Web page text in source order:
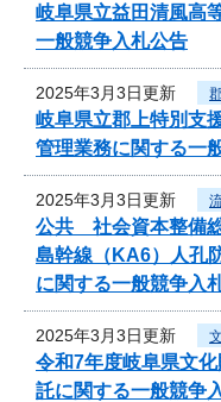
岐阜県立益田清風高
一般競争入札公告
2025年3月3日更新
岐阜県立郡上特別支
管理業務に関する一
2025年3月3日更新
公共 社会資本整備総
島幹線（KA6）人孔
に関する一般競争入
2025年3月3日更新
令和7年度岐阜県文
託に関する一般競争